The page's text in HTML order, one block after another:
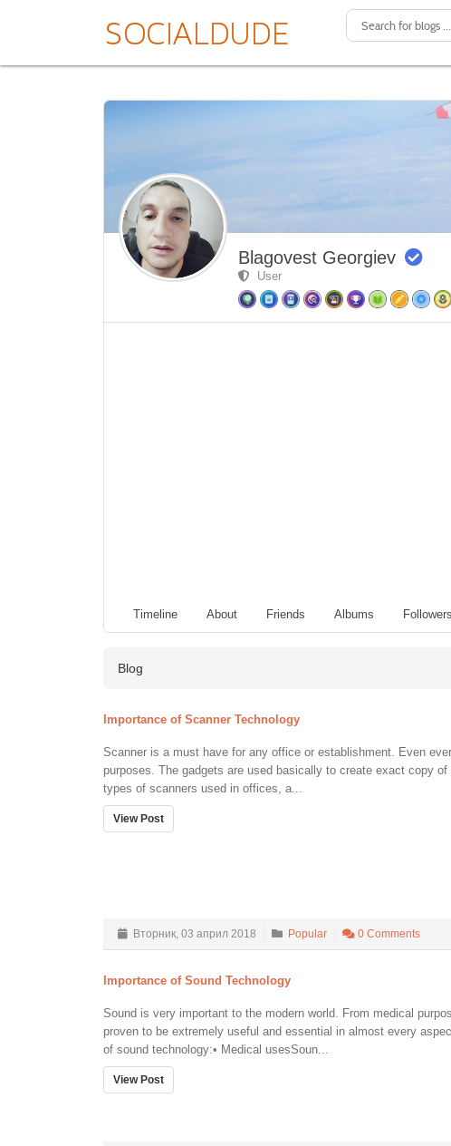
Blagovest Georgiev
User
Timeline About Friends Albums Followers
Blog
Importance of Scanner Technology
Scanner is a must have for any office or establishment. Even
purposes. The gadgets are used basically to create exact copy
types of scanners used in offices, a...
View Post
Вторник, 03 април 2018 Popular 0 Comments
Importance of Sound Technology
Sound is very important to the modern world. From medical
proven to be extremely useful and essential in almost every
of sound technology:• Medical usesSoun...
View Post